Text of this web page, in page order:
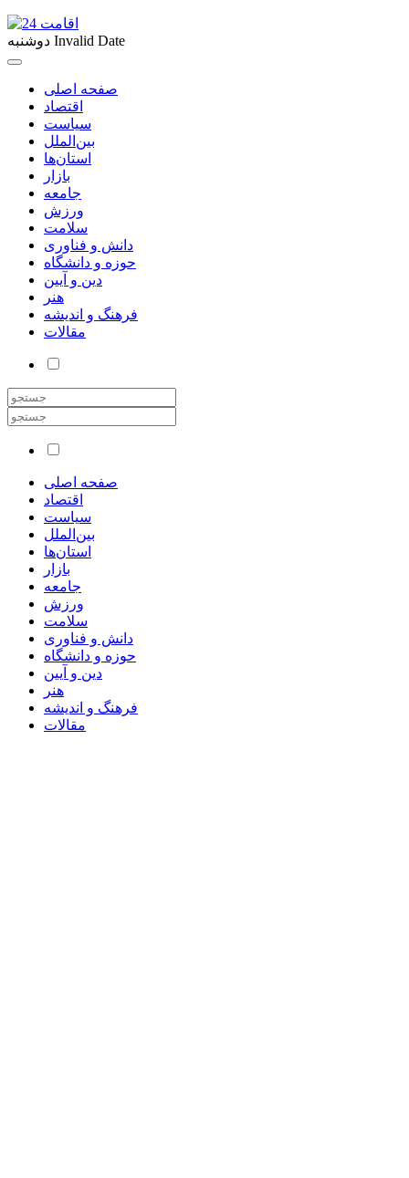
دوشنبه Invalid Date
صفحه اصلی
اقتصاد
سیاست
بین‌الملل
استان‌ها
بازار
جامعه
ورزش
سلامت
دانش و فناوری
حوزه و دانشگاه
دین و آیین
هنر
فرهنگ و اندیشه
مقالات
صفحه اصلی
اقتصاد
سیاست
بین‌الملل
استان‌ها
بازار
جامعه
ورزش
سلامت
دانش و فناوری
حوزه و دانشگاه
دین و آیین
هنر
فرهنگ و اندیشه
مقالات